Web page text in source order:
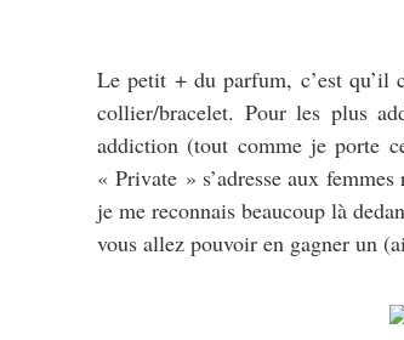
Le petit + du parfum, c’est qu’il
collier/bracelet. Pour les plus
addiction (tout comme je porte
« Private » s’adresse aux
je me reconnais beaucoup là
vous allez pouvoir en gagner un